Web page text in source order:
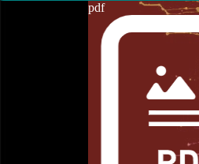
pdf